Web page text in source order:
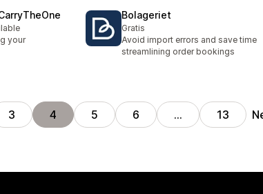
your
Bolageriet
Gratis
Avoid import errors and save time
streamlining order bookings
3 4 5 6 … 13